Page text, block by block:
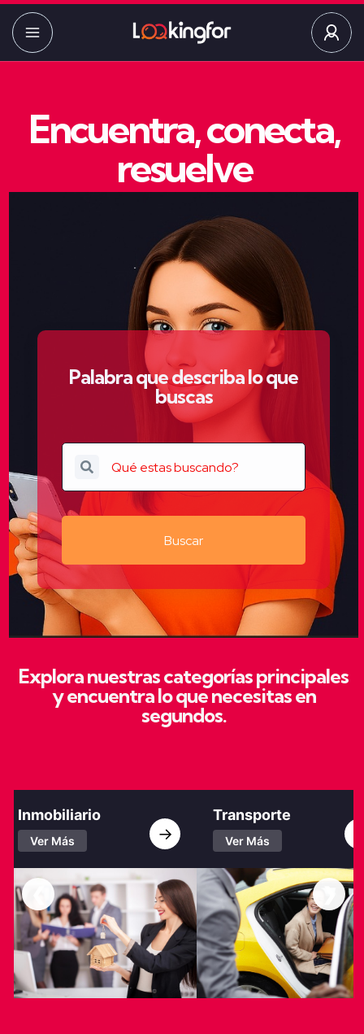
Encuentra, conecta,
resuelve
Palabra que describa lo que
buscas
Buscar
Explora nuestras categorías principales
y encuentra lo que necesitas en
segundos.
Inmobiliario
Ver Más →
Transporte
Ver Más →